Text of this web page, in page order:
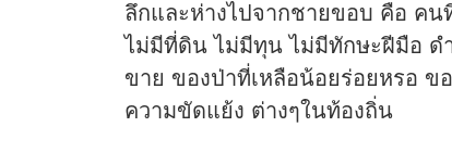
ลึกและห่างไปจากชายขอบ คือ ค
ไม่มีที่ดิน ไม่มีทุน ไม่มีทักษะฝีมือ ด
ขาย ของป่าที่เหลือน้อยร่อยหรอ
ความขัดแย้ง ต่างๆในท้องถิ่น